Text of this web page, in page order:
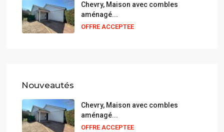
Chevry, Maison avec combles
aménagé...
OFFRE ACCEPTEE
Nouveautés
Chevry, Maison avec combles
aménagé...
OFFRE ACCEPTEE